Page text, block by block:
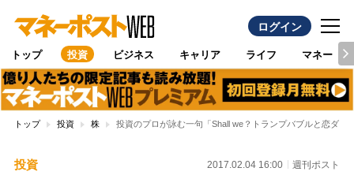
ログイン
トップ 投資 ビジネス キャリア ライフ マネー
トップ 投資 株 投資のプロが詠む一句「Shall we？トランプバブルと恋ダン
投資 2017.02.04 16:00 週刊ポスト